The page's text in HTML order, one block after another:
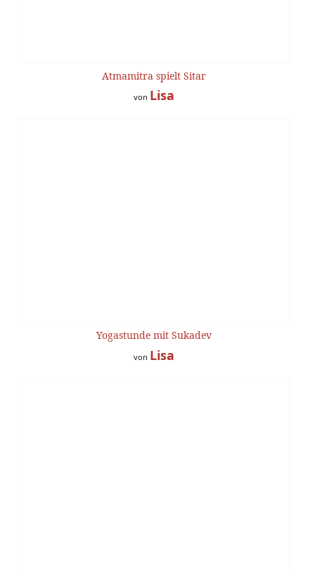
Atmamitra spielt Sitar
von Lisa
Yogastunde mit Sukadev
von Lisa